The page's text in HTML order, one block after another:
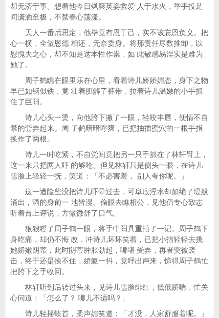
却无济于事。想着他今日飒爽英姿救爱 人于水火，举手投足
间潇洒至极，不禁春心荡漾。
天人一番后思定，他毕竟有恩于己，实不该忘恩负义。把
心一横，全做恩德 相还，无奈委身。将那责任尽数推卸，以
慰愧夫之心，却不知是这本性作祟，如 此敏感易淫实是难为
她了。
周子鹤瞧在眼里乐在心里，看着诗儿娇娇媚态，身下之物
早已如钢似铁，竟 壮着胆解了裤带，拉着诗儿温嫩的小手抓
住了巨阳。
诗儿心头一烫，向他胯下撇了一眼，轻咬丰唇，便情不自
禁的套弄起来。周 子鹤暗暗呼爽，已把抽插蜜穴的一根手指
换作了两根。
诗儿一时吃紧，不自觉间竟把另一只手抓在了林轩臂上，
这一来只把两人吓 的够呛。但见林轩只是侧头一眼，在诗儿
雪脸上轻轻一抚，笑道：「不必害羞， 别人夸你呢。」
这一遭险些没把诗儿吓晕过去，可阜底淫水却如绝了堤般
涌出，洒的身前一 地皆湿。偷眼去瞧相公，见他仍专心致志
听着台上评说，方微微舒了口气。
狠狠瞪了周子鹤一眼，将手中阳具重拍了一记。周子鹤下
身吃痛，却仍不悔 改，冲诗儿坏坏笑着，已把小指轻轻去挑
她娇嫩阴蒂，此时阴蒂肿胀勃起，哪堪 受弄，再者突被袭
击，终于还是挨不住，娇躯一抖，竟呼出声来，惊得周子鹤忙
把胯下之手收回。
林轩听到后转过头来，见诗儿雪脸绯红，低低娇喘，忙关
心问道：「怎么了？ 哪儿不适吗？」
诗儿轻摇螓首，柔声媚笑道：「才没，人家舒服着呢。」